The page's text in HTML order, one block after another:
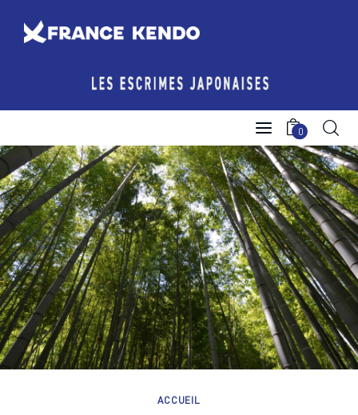
0
Les Escrimes Japonaises
Le Comité France Kendo
Actualités
Boutique
Agenda licencié.e.s
Espace licencié-e-s
ACCUEIL